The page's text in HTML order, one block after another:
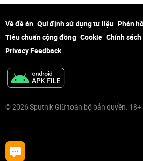
Về đề án Qui định sử dụng tư liệu Phản
Tiêu chuẩn cộng đồng Cookie Chính
Privacy Feedback
© 2026 Sputnik Giữ toàn bộ bản quyền. 18+